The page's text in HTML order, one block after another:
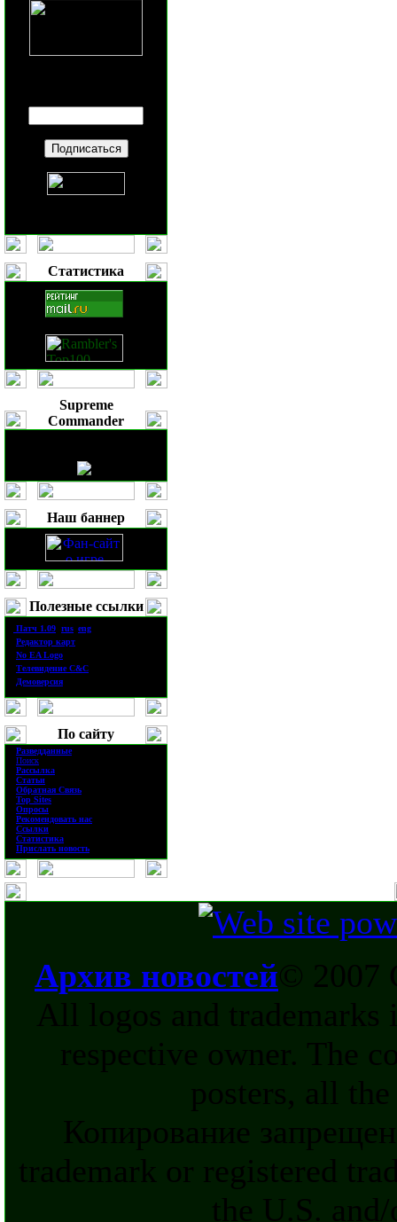
Статистика
Supreme
Commander
Наш баннер
Полезные ссылки
Патч 1.09 rus eng
Редактор карт
No EA Logo
ТелевидениеC&C
Демоверсия
По сайту
Разведданные
Поиск
Рассылка
Статьи
Обратная Связь
Top Sites
Опросы
Рекомендовать нас
Ссылки
Статистика
Прислать новость
Архив новостей© 2007
All logos and
respective owner. The
posters, all
Копирование
trademark or registered
the U.S.